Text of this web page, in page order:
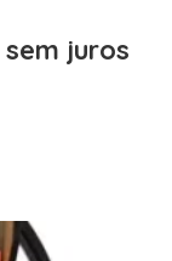
sem juros